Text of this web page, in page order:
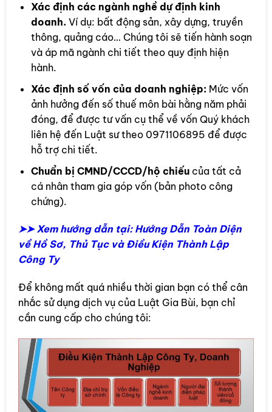
Xác định các ngành nghề dự định kinh
doanh. Ví dụ: bất động sản, xây dựng, truyền
thông, quảng cáo… Chúng tôi sẽ tiến hành soạn
và áp mã ngành chi tiết theo quy định hiện
hành.
Xác định số vốn của doanh nghiệp: Mức vốn
ảnh hưởng đến số thuế môn bài hằng năm phải
đóng, để được tư vấn cụ thể về vốn Quý khách
liên hệ đến Luật sư theo 0971106895 để được
hỗ trợ chi tiết.
Chuẩn bị CMND/CCCD/hộ chiếucủa tất cả
cá nhân tham gia góp vốn (bản photo công
chứng).
➤➤ Xem hướng dẫn tại: Hướng Dẫn Toàn Diện
về Hồ Sơ, Thủ Tục và Điều Kiện Thành Lập
Công Ty
Để không mất quá nhiều thời gian bạn có thể cân
nhắc sử dụng dịch vụ của Luật Gia Bùi, bạn chỉ
cần cung cấp cho chúng tôi: